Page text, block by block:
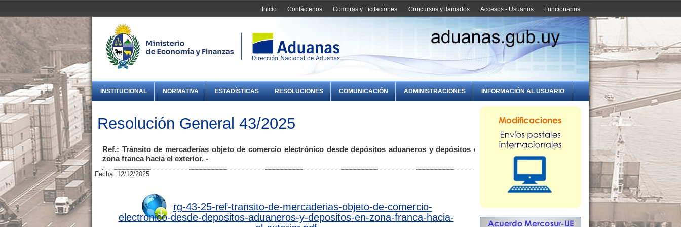
Funcionarios
Accesos - Usuarios
Concursos y llamados
Compras y Licitaciones
Contáctenos
Inicio
INSTITUCIONAL NORMATIVA ESTADÍSTICAS RESOLUCIONES COMUNICACIÓN ADMINISTRACIONES INFORMACIÓN AL USUARIO
Resolución General 43/2025
Ref.: Tránsito de mercaderías objeto de comercio electrónico desde depósitos aduaneros y depósitos en
zona franca hacia el exterior. -
Fecha: 12/12/2025
rg-43-25-ref-transito-de-mercaderias-objeto-de-comercio-
electronico-desde-depositos-aduaneros-y-depositos-en-zona-franca-hacia-